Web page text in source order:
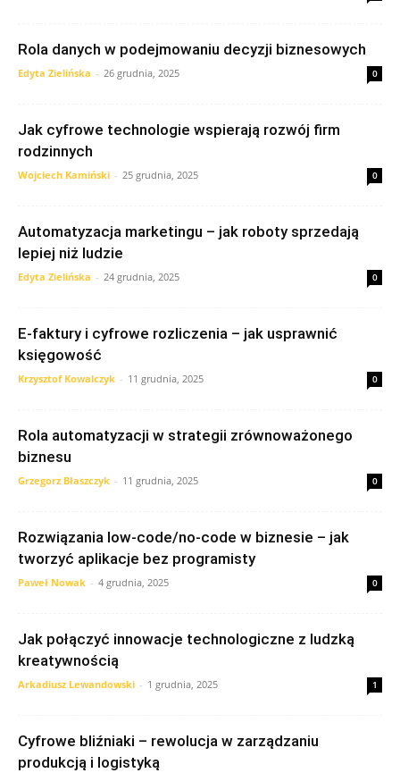
Rola danych w podejmowaniu decyzji biznesowych
Edyta Zielińska - 26 grudnia, 2025 0
Jak cyfrowe technologie wspierają rozwój firm
rodzinnych
Wojciech Kamiński - 25 grudnia, 2025 0
Automatyzacja marketingu – jak roboty sprzedają
lepiej niż ludzie
Edyta Zielińska - 24 grudnia, 2025 0
E-faktury i cyfrowe rozliczenia – jak usprawnić
księgowość
Krzysztof Kowalczyk - 11 grudnia, 2025 0
Rola automatyzacji w strategii zrównoważonego
biznesu
Grzegorz Błaszczyk - 11 grudnia, 2025 0
Rozwiązania low-code/no-code w biznesie – jak
tworzyć aplikacje bez programisty
Paweł Nowak - 4 grudnia, 2025 0
Jak połączyć innowacje technologiczne z ludzką
kreatywnością
Arkadiusz Lewandowski - 1 grudnia, 2025 1
Cyfrowe bliźniaki – rewolucja w zarządzaniu
produkcją i logistyką